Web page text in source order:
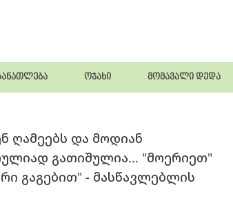
ოჯახი მომავალი დედა
ღამეებს და მოდიან
გათიშულია... "მოერიეთ"
გაგებით" - მასწავლებლის